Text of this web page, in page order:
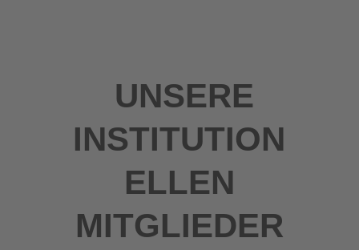
UNSERE
INSTITUTION
ELLEN
MITGLIEDER